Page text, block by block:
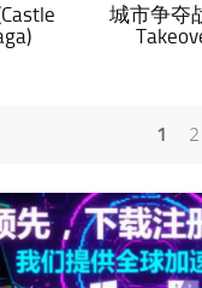
城市争夺
1 2